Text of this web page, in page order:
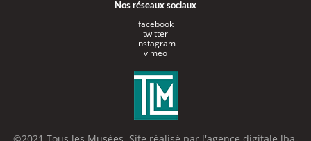
Nos réseaux sociaux
facebook
twitter
instagram
vimeo